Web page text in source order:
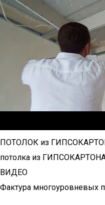
ПОТОЛОК из
потолка из
ВИДЕО
Фактура многоуровневых